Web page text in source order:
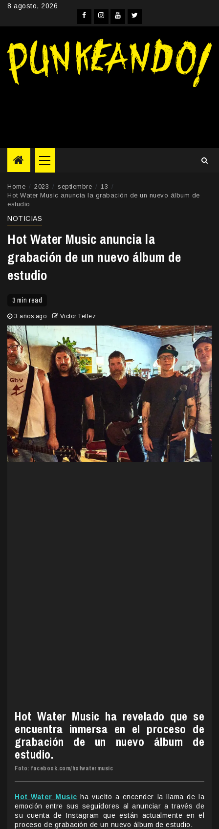
Skip8 agosto, 2026
Facebook
Instagram
YouTube
Twitter
Primary
Menu
Home 2023 septiembre
13
Hot Water Music anuncia la grabación de un nuevo álbum de
estudio
NOTICIAS
Hot Water Music anuncia la
grabación de un nuevo álbum de
estudio
3 min read
3 años ago Victor Tellez
Hot Water Music ha revelado que se
encuentra inmersa en el proceso de
grabación de un nuevo álbum de
estudio.
Foto: facebook.com/hotwatermusic
Hot Water Music ha vuelto a encender la llama de la
emoción entre sus seguidores al anunciar a través de
su cuenta de Instagram que están actualmente en el
proceso de grabación de un nuevo álbum de estudio.